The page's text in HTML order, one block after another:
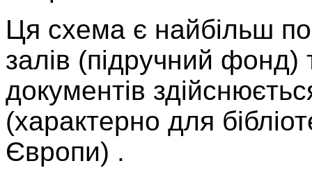
Ця схема є найбільш
залів (підручний фонд)
документів
(характерно для
Європи) .